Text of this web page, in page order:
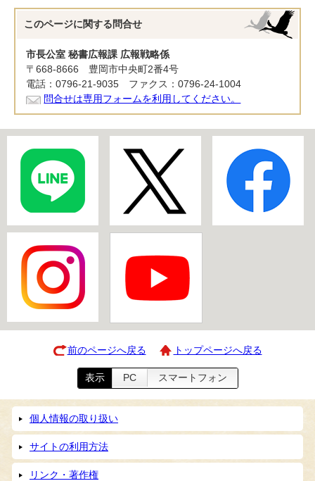
このページに関する 問合せ
市長公室 秘書広報課 広報戦略係
〒668-8666 豊岡市中央町2番4号
電話：0796-21-9035 ファクス：0796-24-1004
問合せは専用フォームを利用してください。
前のページへ戻る トップページへ戻る
表示 PC スマートフォン
個人情報の取り扱い
サイトの利用方法
リンク・著作権